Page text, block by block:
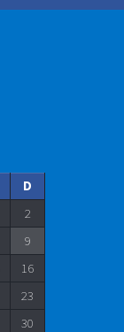
D
2
9
16
23
30